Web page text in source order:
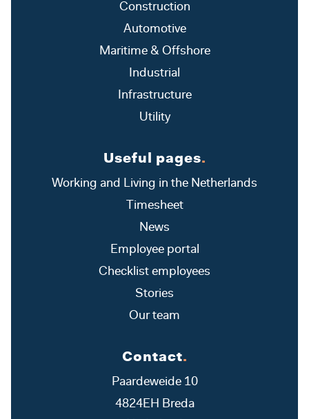
Construction
Automotive
Maritime & Offshore
Industrial
Infrastructure
Utility
Useful pages.
Working and Living in the Netherlands
Timesheet
News
Employee portal
Checklist employees
Stories
Our team
Contact.
Paardeweide 10
4824EH Breda